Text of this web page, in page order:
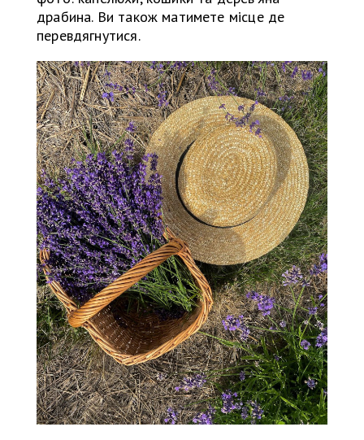
драбина. Ви також матимете місце де
перевдягнутися.